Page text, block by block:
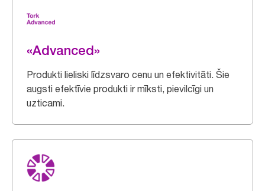
«Advanced»
Produkti lieliski līdzsvaro cenu un efektivitāti. Šie
augsti efektīvie produkti ir mīksti, pievilcīgi un
uzticami.